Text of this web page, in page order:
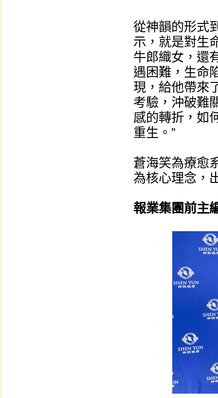
從神韻的形式
示，就是對生
牛郎織女，還
遇困難，生命
現，給他帶來
考驗，沖破難
感的轉折，如
重生。”
蒼海笑為療愈
為核心理念，
報業集團前主